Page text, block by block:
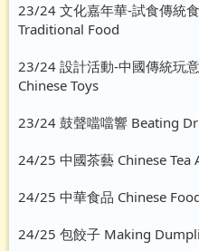
23/24 文化嘉年華-試食傳統
Traditional Food
23/24 設計活動-中國傳統玩
Chinese Toys
23/24 鼓聲噹噹響 Beating
24/25 中國茶藝 Chinese Tea
24/25 中華食品 Chinese
24/25 包餃子 Making